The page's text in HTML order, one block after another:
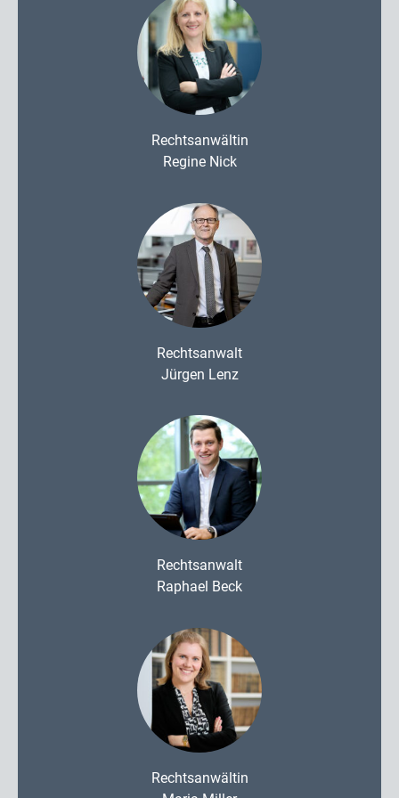
Rechtsanwältin
Regine Nick
Rechtsanwalt
Jürgen Lenz
Rechtsanwalt
Raphael Beck
Rechtsanwältin